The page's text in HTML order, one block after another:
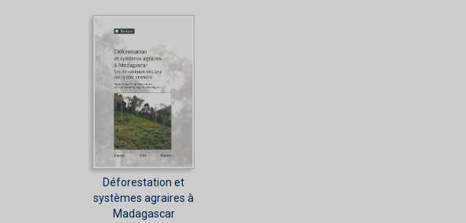
Déforestation et
systèmes agraires à
Madagascar